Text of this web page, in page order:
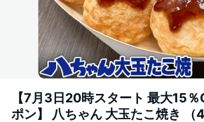
【7月3日20時スタート 最大15％
ポン】 八ちゃん 大玉たこ焼き （